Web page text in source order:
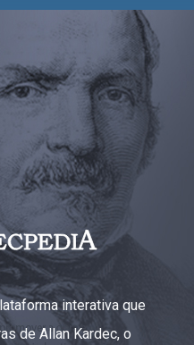
interativa que
de Allan Kardec, o